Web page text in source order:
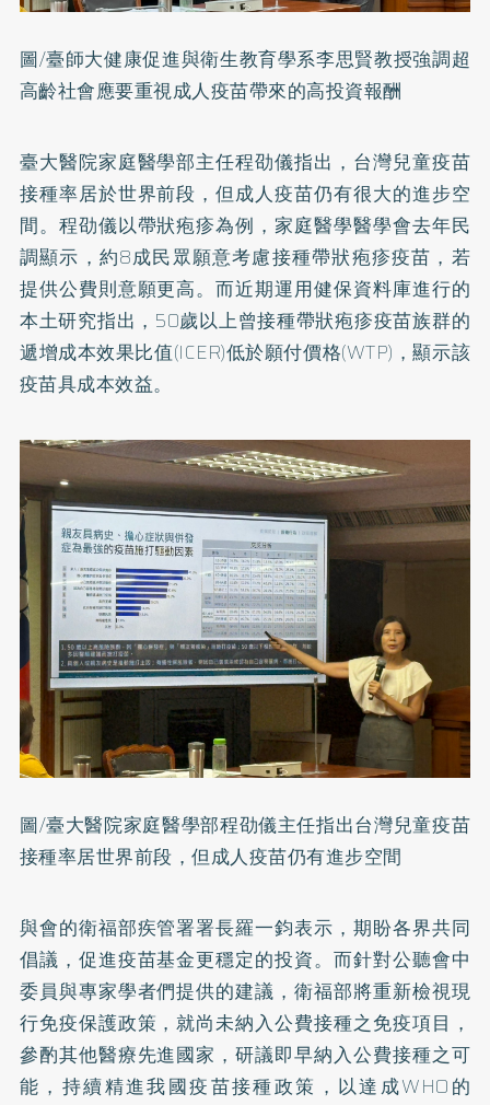
圖/臺師大健康促進與衛生教育學系李思賢教授強調超
高齡社會應要重視成人疫苗帶來的高投資報酬
臺大醫院家庭醫學部主任程劭儀指出，台灣兒童疫苗
接種率居於世界前段，但成人疫苗仍有很大的進步空
間。程劭儀以帶狀疱疹為例，家庭醫學醫學會去年民
調顯示，約8成民眾願意考慮接種帶狀疱疹疫苗，若
提供公費則意願更高。而近期運用健保資料庫進行的
本土研究指出，50歲以上曾接種帶狀疱疹疫苗族群的
遞增成本效果比值(ICER)低於願付價格(WTP)，顯示該
疫苗具成本效益。
圖/臺大醫院家庭醫學部程劭儀主任指出台灣兒童疫苗
接種率居世界前段，但成人疫苗仍有進步空間
與會的衛福部疾管署署長羅一鈞表示，期盼各界共同
倡議，促進疫苗基金更穩定的投資。而針對公聽會中
委員與專家學者們提供的建議，衛福部將重新檢視現
行免疫保護政策，就尚未納入公費接種之免疫項目，
參酌其他醫療先進國家，研議即早納入公費接種之可
能，持續精進我國疫苗接種政策，以達成WHO的